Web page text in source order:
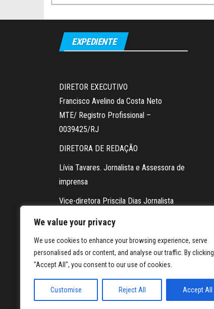
We value your privacy
We use cookies to enhance your browsing experience, serve
personalised ads or content, and analyse our traffic. By clicking
"Accept All", you consent to our use of cookies.
Customise Reject All Accept All
EXPEDIENTE
DIRETOR EXECUTIVO
Francisco Avelino da Costa Neto
MTE/ Registro Profissional –
0039425/RJ
DIRETORA DE REDAÇÃO
Lívia Tavares. Jornalista e Assessora de
imprensa
Vice-diretora Priscila Dias Jornalista
Contato da redação via WhatsApp:
21 98604-5878
FOTOGRAFIA